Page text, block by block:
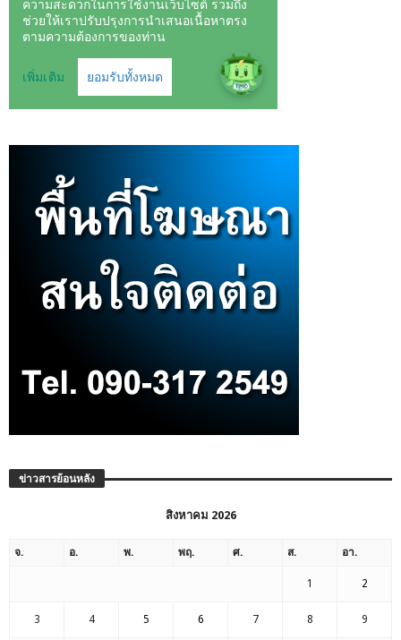
ข่าวสารย้อนหลัง
สิงหาคม 2026
จ. อ. พ. พฤ. ศ. ส. อา.
1 2
3 4 5 6 7 8 9